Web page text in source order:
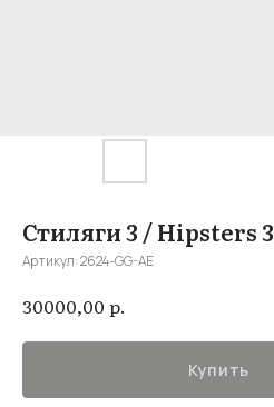
Стиляги 3 / Hipsters 3
Артикул:2624-GG-AE
30000,00 р.
Купить